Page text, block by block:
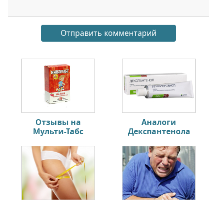
Отзывы на
Мульти-Табс
Аналоги
Декспантенола